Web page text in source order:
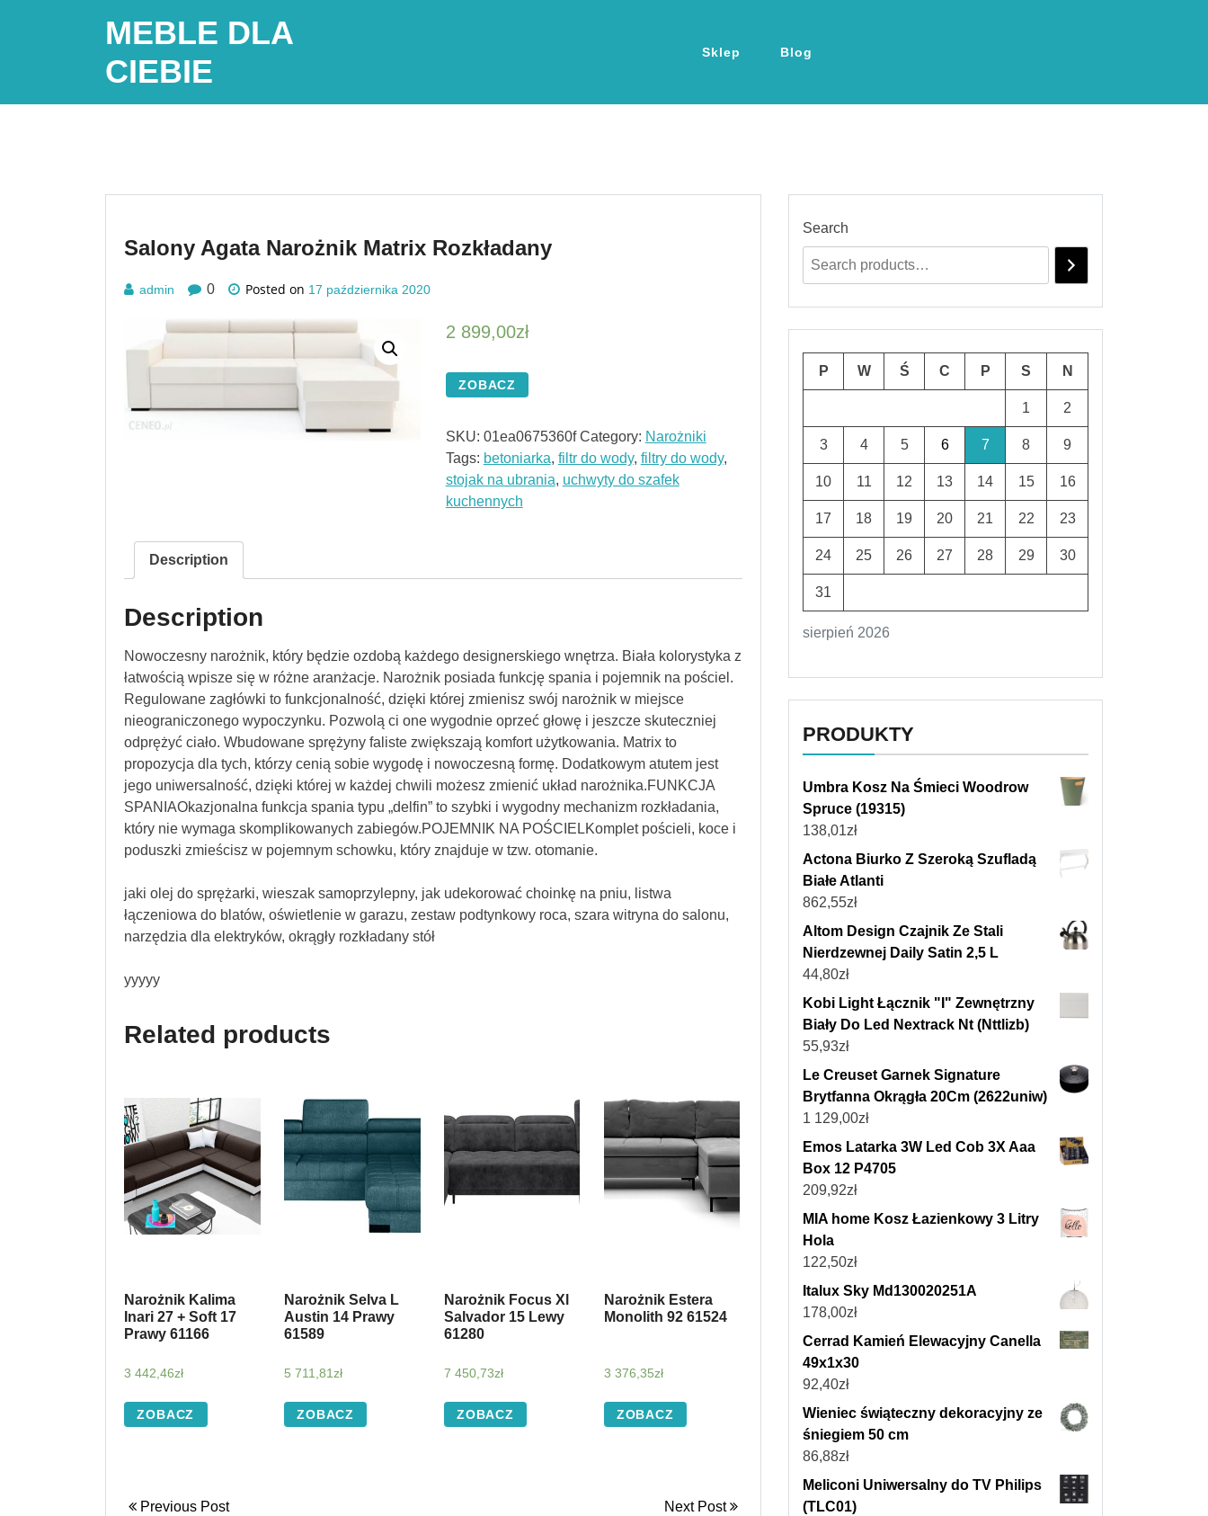
MEBLE DLA
CIEBIE
Sklep Blog
Salony Agata Narożnik Matrix Rozkładany
admin 0 Posted on 17 października 2020
2 899,00zł
ZOBACZ
SKU: 01ea0675360f Category: Narożniki
Tags: betoniarka, filtr do wody, filtry do wody,
stojak na ubrania, uchwyty do szafek
kuchennych
Description
Description
Nowoczesny narożnik, który będzie ozdobą każdego designerskiego wnętrza. Biała kolorystyka z
łatwością wpisze się w różne aranżacje. Narożnik posiada funkcję spania i pojemnik na pościel.
Regulowane zagłówki to funkcjonalność, dzięki której zmienisz swój narożnik w miejsce
nieograniczonego wypoczynku. Pozwolą ci one wygodnie oprzeć głowę i jeszcze skuteczniej
odprężyć ciało. Wbudowane sprężyny faliste zwiększają komfort użytkowania. Matrix to
propozycja dla tych, którzy cenią sobie wygodę i nowoczesną formę. Dodatkowym atutem jest
jego uniwersalność, dzięki której w każdej chwili możesz zmienić układ narożnika.FUNKCJA
SPANIAOkazjonalna funkcja spania typu „delfin” to szybki i wygodny mechanizm rozkładania,
który nie wymaga skomplikowanych zabiegów.POJEMNIK NA POŚCIELKomplet pościeli, koce i
poduszki zmieścisz w pojemnym schowku, który znajduje w tzw. otomanie.
jaki olej do sprężarki, wieszak samoprzylepny, jak udekorować choinkę na pniu, listwa
łączeniowa do blatów, oświetlenie w garazu, zestaw podtynkowy roca, szara witryna do salonu,
narzędzia dla elektryków, okrągły rozkładany stół
yyyyy
Related products
Narożnik Kalima
Inari 27 + Soft 17
Prawy 61166
3 442,46zł
ZOBACZ
Narożnik Selva L
Austin 14 Prawy
61589
5 711,81zł
ZOBACZ
Narożnik Focus Xl
Salvador 15 Lewy
61280
7 450,73zł
ZOBACZ
Narożnik Estera
Monolith 92 61524
3 376,35zł
ZOBACZ
Previous Post Next Post
Search
sierpień 2026
P W Ś C P S N
1 2
3 4 5 6 7 8 9
10 11 12 13 14 15 16
17 18 19 20 21 22 23
24 25 26 27 28 29 30
31
PRODUKTY
Umbra Kosz Na Śmieci Woodrow
Spruce (19315)
138,01zł
Actona Biurko Z Szeroką Szufladą
Białe Atlanti
862,55zł
Altom Design Czajnik Ze Stali
Nierdzewnej Daily Satin 2,5 L
44,80zł
Kobi Light Łącznik "I" Zewnętrzny
Biały Do Led Nextrack Nt (Nttlizb)
55,93zł
Le Creuset Garnek Signature
Brytfanna Okrągła 20Cm (2622uniw)
1 129,00zł
Emos Latarka 3W Led Cob 3X Aaa
Box 12 P4705
209,92zł
MIA home Kosz Łazienkowy 3 Litry
Hola
122,50zł
Italux Sky Md130020251A
178,00zł
Cerrad Kamień Elewacyjny Canella
49x1x30
92,40zł
Wieniec świąteczny dekoracyjny ze
śniegiem 50 cm
86,88zł
Meliconi Uniwersalny do TV Philips
(TLC01)